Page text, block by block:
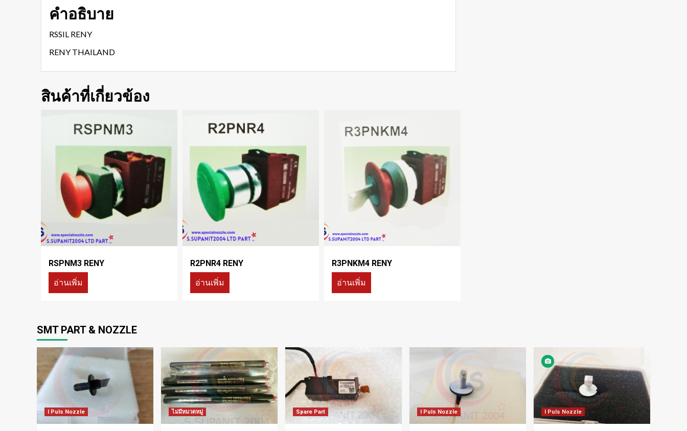
คำอธิบาย
RSSIL RENY
RENY THAILAND
สินค้าที่เกี่ยวข้อง
RSPNM3 RENY
อ่านเพิ่ม
R2PNR4 RENY
อ่านเพิ่ม
R3PNKM4 RENY
อ่านเพิ่ม
SMT PART & NOZZLE
I Puls Nozzle ไม่มีหมวดหมู่ Spare Part I Puls Nozzle I Puls Nozzle